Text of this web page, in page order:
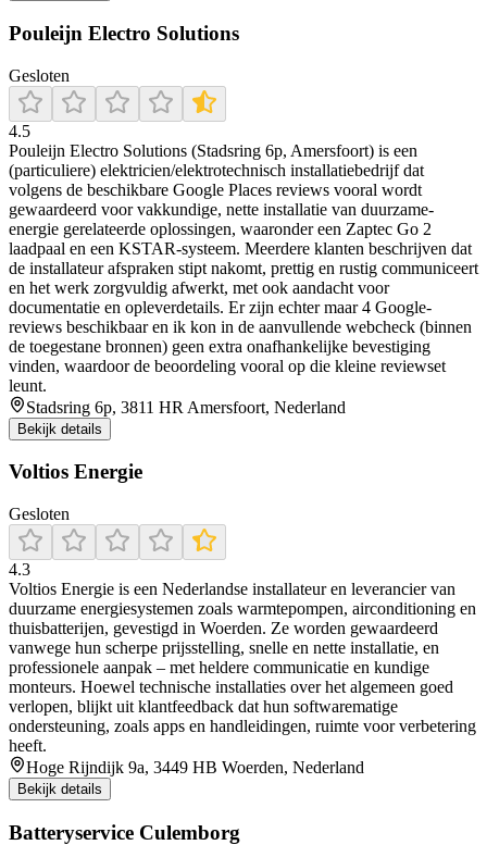
Pouleijn Electro Solutions
Gesloten
4.5
Pouleijn Electro Solutions (Stadsring 6p, Amersfoort) is een
(particuliere) elektricien/elektrotechnisch installatiebedrijf dat
volgens de beschikbare Google Places reviews vooral wordt
gewaardeerd voor vakkundige, nette installatie van duurzame-
energie gerelateerde oplossingen, waaronder een Zaptec Go 2
laadpaal en een KSTAR-systeem. Meerdere klanten beschrijven dat
de installateur afspraken stipt nakomt, prettig en rustig communiceert
en het werk zorgvuldig afwerkt, met ook aandacht voor
documentatie en opleverdetails. Er zijn echter maar 4 Google-
reviews beschikbaar en ik kon in de aanvullende webcheck (binnen
de toegestane bronnen) geen extra onafhankelijke bevestiging
vinden, waardoor de beoordeling vooral op die kleine reviewset
leunt.
Stadsring 6p, 3811 HR Amersfoort, Nederland
Bekijk details
Voltios Energie
Gesloten
4.3
Voltios Energie is een Nederlandse installateur en leverancier van
duurzame energiesystemen zoals warmtepompen, airconditioning en
thuisbatterijen, gevestigd in Woerden. Ze worden gewaardeerd
vanwege hun scherpe prijsstelling, snelle en nette installatie, en
professionele aanpak – met heldere communicatie en kundige
monteurs. Hoewel technische installaties over het algemeen goed
verlopen, blijkt uit klantfeedback dat hun softwarematige
ondersteuning, zoals apps en handleidingen, ruimte voor verbetering
heeft.
Hoge Rijndijk 9a, 3449 HB Woerden, Nederland
Bekijk details
Batteryservice Culemborg